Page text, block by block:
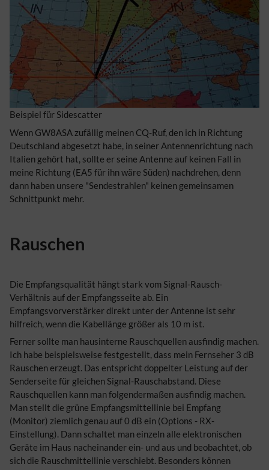
Beispiel für Sidescatter
Wenn GW8ASA zufällig meinen CQ-Ruf, den ich in Richtung
Deutschland abgesetzt habe, in seiner Antennenrichtung nach
Italien gehört hat, sollte er seine Antenne auf keinen Fall in
meine Richtung (EA5 für ihn wäre Süden) nachdrehen, denn
dann haben unsere "Sendestrahlen" keinen gemeinsamen
Schnittpunkt mehr.
Rauschen
Die Empfangsqualität hängt stark vom Signal-Rausch-
Verhältnis auf der Empfangsseite ab. Ein
Empfangsvorverstärker direkt unter der Antenne ist sehr
hilfreich, wenn die Kabellänge größer als 10 m ist.
Ferner sollte man hausinterne Rauschquellen ausfindig machen.
Ich habe beispielsweise festgestellt, dass mein Fernseher 3 dB
Rauschen erzeugt. Das entspricht doppelter Leistung auf der
Senderseite für gleichen Signal-Rauschabstand. Diese
Rauschquellen kann man folgendermaßen ausfindig machen.
Man stellt die grüne Empfangsmittellinie bei Empfang
(Monitor) ziemlich genau auf 0 dB ein (Options - RX-
Einstellung). Dann schaltet man einzeln alle elektronischen
Geräte im Haus nacheinander ein- und aus und beobachtet, ob
sich die Rauschmittellinie verschiebt. Besonders können